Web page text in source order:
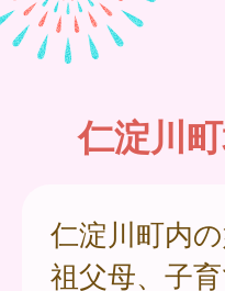
仁淀川
仁淀川町内
祖父母、子